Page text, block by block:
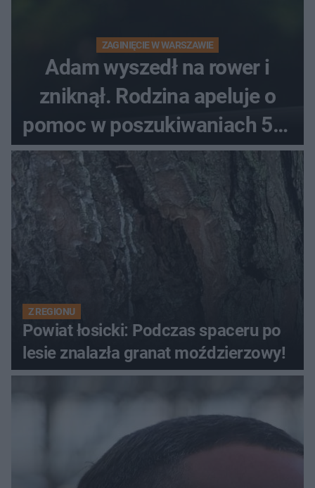
ZAGINIĘCIE W WARSZAWIE
Adam wyszedł na rower i
zniknął. Rodzina apeluje o
pomoc w poszukiwaniach 59-
latka
Z REGIONU
Powiat łosicki: Podczas spaceru po
lesie znalazła granat moździerzowy!